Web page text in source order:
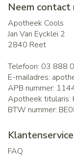
Neem
Apotheek Cools
Jan Van Eycklei 2
2840 Reet
Telefoon: 03 888
E-mailadres:
APB nummer:
Apotheek titularis:
BTW nummer:
Klantenservice
FAQ